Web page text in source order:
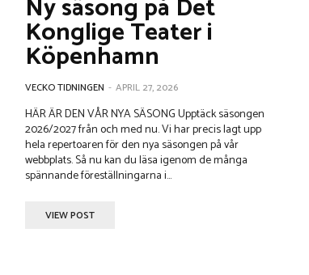
Ny säsong på Det
Konglige Teater i
Köpenhamn
VECKO TIDNINGEN - APRIL 27, 2026
HÄR ÄR DEN VÅR NYA SÄSONG Upptäck säsongen
2026/2027 från och med nu. Vi har precis lagt upp
hela repertoaren för den nya säsongen på vår
webbplats. Så nu kan du läsa igenom de många
spännande föreställningarna i...
VIEW POST